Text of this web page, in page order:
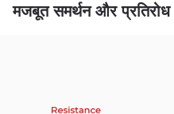
मजबूत समर्थन और